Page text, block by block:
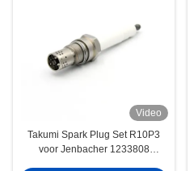
Video
Takumi Spark Plug Set R10P3
voor Jenbacher 1233808